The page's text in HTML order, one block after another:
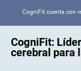
CogniFit cuenta con
CogniFit:
cerebral para